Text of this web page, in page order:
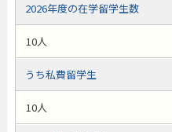
2026年度の在学留学生数
10人
うち私費留学生
10人